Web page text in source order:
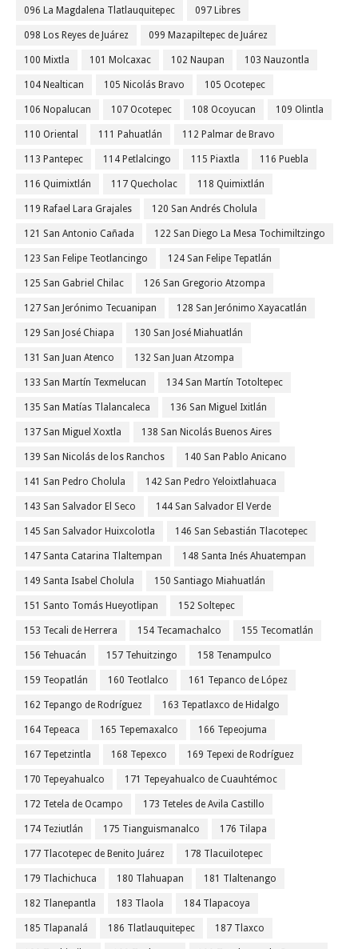
096 La Magdalena Tlatlauquitepec 097 Libres
098 Los Reyes de Juárez 099 Mazapiltepec de Juárez
100 Mixtla 101 Molcaxac 102 Naupan 103 Nauzontla
104 Nealtican 105 Nicolás Bravo 105 Ocotepec
106 Nopalucan 107 Ocotepec 108 Ocoyucan 109 Olintla
110 Oriental 111 Pahuatlán 112 Palmar de Bravo
113 Pantepec 114 Petlalcingo 115 Piaxtla 116 Puebla
116 Quimixtlán 117 Quecholac 118 Quimixtlán
119 Rafael Lara Grajales 120 San Andrés Cholula
121 San Antonio Cañada 122 San Diego La Mesa Tochimiltzingo
123 San Felipe Teotlancingo 124 San Felipe Tepatlán
125 San Gabriel Chilac 126 San Gregorio Atzompa
127 San Jerónimo Tecuanipan 128 San Jerónimo Xayacatlán
129 San José Chiapa 130 San José Miahuatlán
131 San Juan Atenco 132 San Juan Atzompa
133 San Martín Texmelucan 134 San Martín Totoltepec
135 San Matías Tlalancaleca 136 San Miguel Ixitlán
137 San Miguel Xoxtla 138 San Nicolás Buenos Aires
139 San Nicolás de los Ranchos 140 San Pablo Anicano
141 San Pedro Cholula 142 San Pedro Yeloixtlahuaca
143 San Salvador El Seco 144 San Salvador El Verde
145 San Salvador Huixcolotla 146 San Sebastián Tlacotepec
147 Santa Catarina Tlaltempan 148 Santa Inés Ahuatempan
149 Santa Isabel Cholula 150 Santiago Miahuatlán
151 Santo Tomás Hueyotlipan 152 Soltepec
153 Tecali de Herrera 154 Tecamachalco 155 Tecomatlán
156 Tehuacán 157 Tehuitzingo 158 Tenampulco
159 Teopatlán 160 Teotlalco 161 Tepanco de López
162 Tepango de Rodríguez 163 Tepatlaxco de Hidalgo
164 Tepeaca 165 Tepemaxalco 166 Tepeojuma
167 Tepetzintla 168 Tepexco 169 Tepexi de Rodríguez
170 Tepeyahualco 171 Tepeyahualco de Cuauhtémoc
172 Tetela de Ocampo 173 Teteles de Avila Castillo
174 Teziutlán 175 Tianguismanalco 176 Tilapa
177 Tlacotepec de Benito Juárez 178 Tlacuilotepec
179 Tlachichuca 180 Tlahuapan 181 Tlaltenango
182 Tlanepantla 183 Tlaola 184 Tlapacoya
185 Tlapanalá 186 Tlatlauquitepec 187 Tlaxco